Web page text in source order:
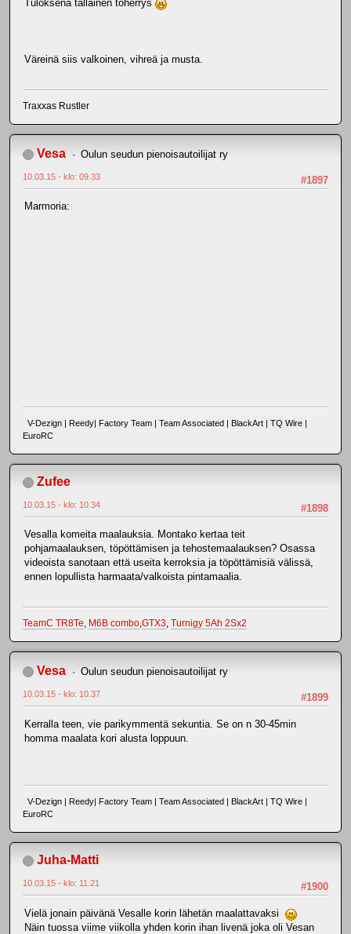
Tuloksena tälläinen töherrys
Väreinä siis valkoinen, vihreä ja musta.
Traxxas Rustler
Vesa Oulun seudun pienoisautoilijat ry
#1897
10.03.15 - klo: 09.33
Marmoria:
V-Dezign | Reedy| Factory Team | Team Associated | BlackArt | TQ Wire |
EuroRC
Zufee
#1898
10.03.15 - klo: 10.34
Vesalla komeita maalauksia. Montako kertaa teit
pohjamaalauksen, töpöttämisen ja tehostemaalauksen? Osassa
videoista sanotaan että useita kerroksia ja töpöttämisiä välissä,
ennen lopullista harmaata/valkoista pintamaalia.
TeamC TR8Te, M6B combo,GTX3, Turnigy 5Ah 2Sx2
Vesa Oulun seudun pienoisautoilijat ry
#1899
10.03.15 - klo: 10.37
Kerralla teen, vie parikymmentä sekuntia. Se on n 30-45min
homma maalata kori alusta loppuun.
V-Dezign | Reedy| Factory Team | Team Associated | BlackArt | TQ Wire |
EuroRC
Juha-Matti
#1900
10.03.15 - klo: 11.21
Vielä jonain päivänä Vesalle korin lähetän maalattavaksi
Näin tuossa viime viikolla yhden korin ihan livenä joka oli Vesan